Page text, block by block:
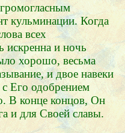
кульминации. Когда
всех
искренна и ночь
хорошо, весьма
и двое навеки
Его одобрением
В конце концов, Он
и для Своей славы.